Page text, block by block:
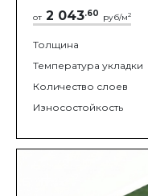
от 2 043.60 руб/м2
Толщина
Температура укладки
Количество слоев
Износостойкость